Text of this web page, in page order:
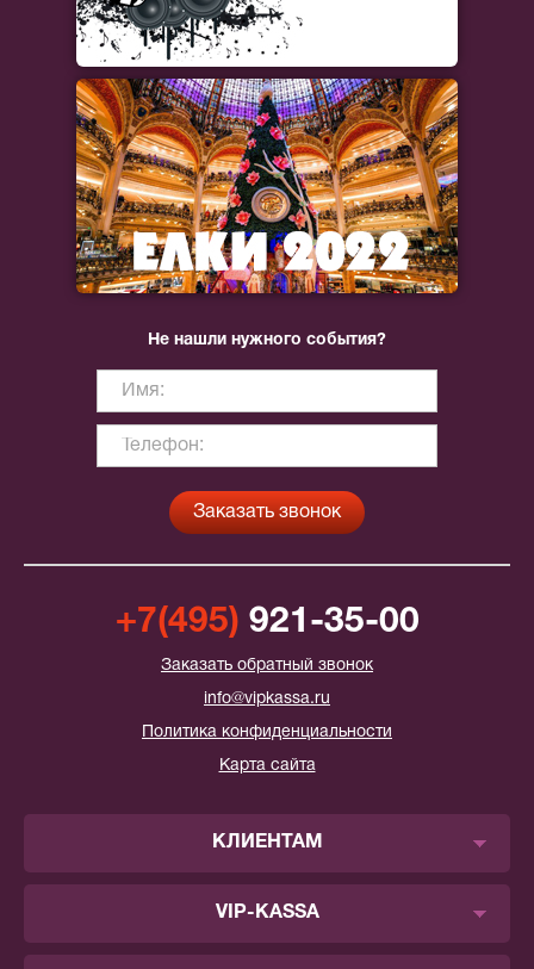
Не нашли нужного события?
+7(495) 921-35-00
Заказать обратный звонок
info@vipkassa.ru
Политика конфиденциальности
Карта сайта
КЛИЕНТАМ
VIP-KASSA